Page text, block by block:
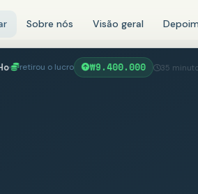
Sobre nós Visão geral
35 minutos atrás